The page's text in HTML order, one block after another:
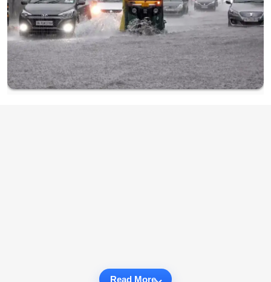
Read More